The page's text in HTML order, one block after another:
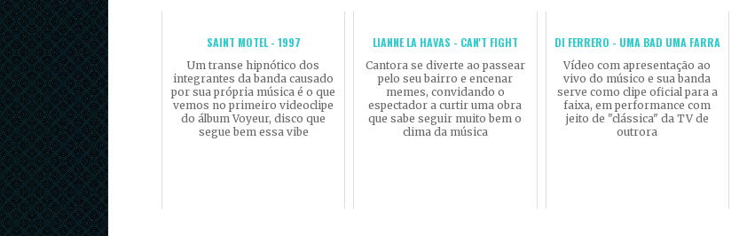
SAINT MOTEL - 1997
Um transe hipnótico dos
integrantes da banda causado
por sua própria música é o que
vemos no primeiro videoclipe
do álbum Voyeur, disco que
segue bem essa vibe
LIANNE LA HAVAS - CAN'T FIGHT
Cantora se diverte ao passear
pelo seu bairro e encenar
memes, convidando o
espectador a curtir uma obra
que sabe seguir muito bem o
clima da música
DI FERRERO - UMA BAD UMA FARRA
Vídeo com apresentação ao
vivo do músico e sua banda
serve como clipe oficial para a
faixa, em performance com
jeito de "clássica" da TV de
outrora